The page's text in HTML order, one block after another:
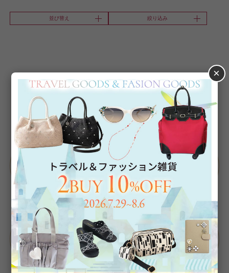
並び替え 絞り込み
Category
アイテムカテゴリー
×